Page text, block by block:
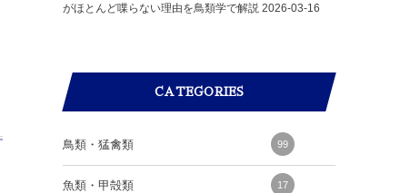
がほとんど喋らない理由を鳥類学で解説 2026-03-16
CATEGORIES
鳥類・猛禽類 99
魚類・甲殻類 17